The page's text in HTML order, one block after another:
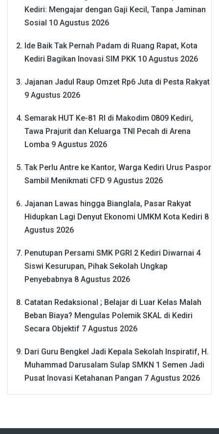
Kediri: Mengajar dengan Gaji Kecil, Tanpa Jaminan
Sosial 10 Agustus 2026
Ide Baik Tak Pernah Padam di Ruang Rapat, Kota
Kediri Bagikan Inovasi SIM PKK 10 Agustus 2026
Jajanan Jadul Raup Omzet Rp6 Juta di Pesta Rakyat
9 Agustus 2026
Semarak HUT Ke-81 RI di Makodim 0809 Kediri,
Tawa Prajurit dan Keluarga TNI Pecah di Arena
Lomba 9 Agustus 2026
Tak Perlu Antre ke Kantor, Warga Kediri Urus Paspor
Sambil Menikmati CFD 9 Agustus 2026
Jajanan Lawas hingga Bianglala, Pasar Rakyat
Hidupkan Lagi Denyut Ekonomi UMKM Kota Kediri 8
Agustus 2026
Penutupan Persami SMK PGRI 2 Kediri Diwarnai 4
Siswi Kesurupan, Pihak Sekolah Ungkap
Penyebabnya 8 Agustus 2026
Catatan Redaksional ; Belajar di Luar Kelas Malah
Beban Biaya? Mengulas Polemik SKAL di Kediri
Secara Objektif 7 Agustus 2026
Dari Guru Bengkel Jadi Kepala Sekolah Inspiratif, H.
Muhammad Darusalam Sulap SMKN 1 Semen Jadi
Pusat Inovasi Ketahanan Pangan 7 Agustus 2026